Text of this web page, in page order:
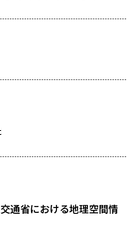
通省における地理空間情